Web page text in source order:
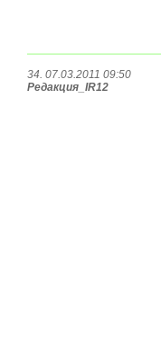
34. 07.03.2011 09:50
Редакция_IR12